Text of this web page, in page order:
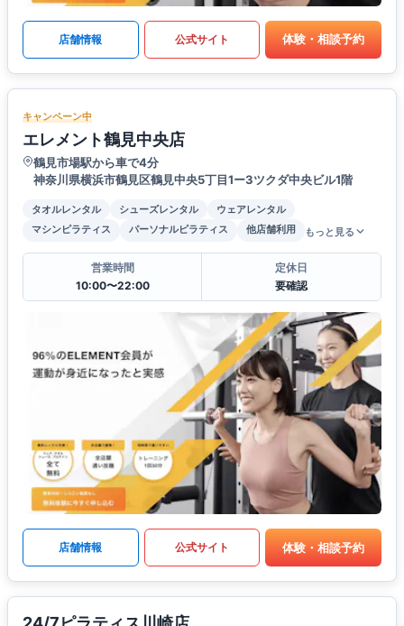
店舗情報 公式サイト 体験・相談予約
キャンペーン中
エレメント鶴見中央店
鶴見市場駅から車で4分
神奈川県横浜市鶴見区鶴見中央5丁目1ー3ツクダ中央ビル1階
タオルレンタル シューズレンタル
ウェアレンタル
マシンピラティス
パーソナルピラティス 他店舗利用 もっと見る
営業時間
10:00〜22:00
定休日
要確認
店舗情報 公式サイト 体験・相談予約